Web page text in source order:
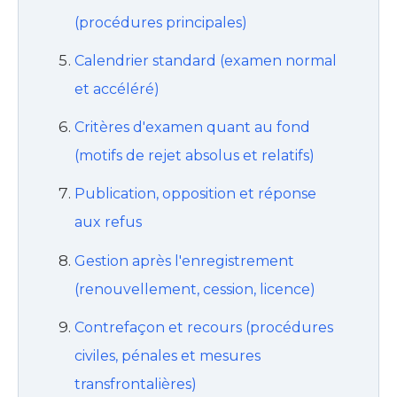
(procédures principales)
Calendrier standard (examen normal
et accéléré)
Critères d'examen quant au fond
(motifs de rejet absolus et relatifs)
Publication, opposition et réponse
aux refus
Gestion après l'enregistrement
(renouvellement, cession, licence)
Contrefaçon et recours (procédures
civiles, pénales et mesures
transfrontalières)